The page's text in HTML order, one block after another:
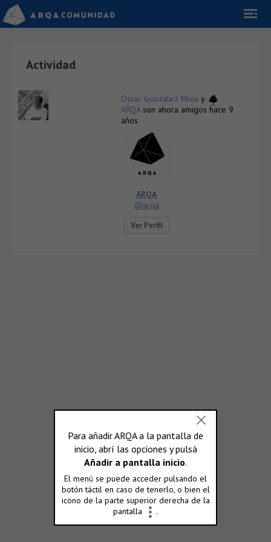
Actividad
Oscar Gonzalez Moix y
ARQAson ahora amigos hace 9
años
ARQA
@arqa
Ver Perfil